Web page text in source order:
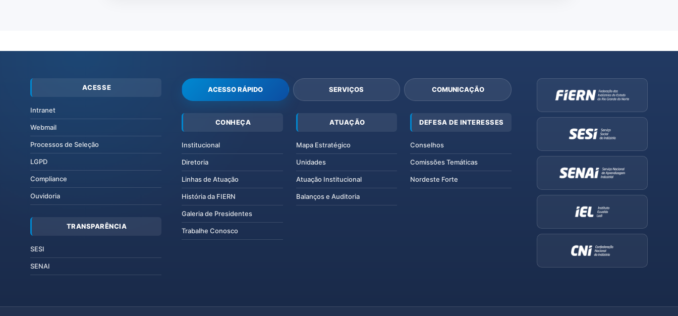
ACESSE
Intranet
Webmail
Processos de Seleção
LGPD
Compliance
Ouvidoria
TRANSPARÊNCIA
SESI
SENAI
ACESSO RÁPIDO SERVIÇOS COMUNICAÇÃO
CONHEÇA
Institucional
Diretoria
Linhas de Atuação
História da FIERN
Galeria de Presidentes
Trabalhe Conosco
ATUAÇÃO
Mapa Estratégico
Unidades
Atuação Institucional
Balanços e Auditoria
DEFESA DE INTERESSES
Conselhos
Comissões Temáticas
Nordeste Forte